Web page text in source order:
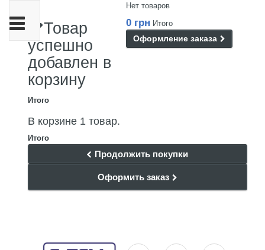
Нет товаров
0 грн Итого
Оформление заказа
Товар
успешно
добавлен в
корзину
Итого
В корзине 1 товар.
Итого
Продолжить покупки
Оформить заказ
Переключить
навигации